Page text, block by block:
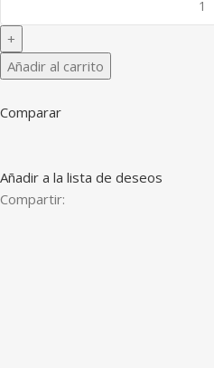
Añadir al carrito
Comparar
Añadir a la lista de deseos
Compartir: